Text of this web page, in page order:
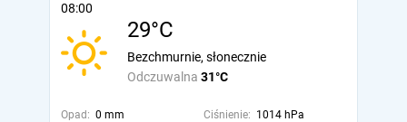
08:00
29°C
Odczuwalna 31°C
Bezchmurnie, słonecznie
Opad: 0 mm Ciśnienie: 1014 hPa